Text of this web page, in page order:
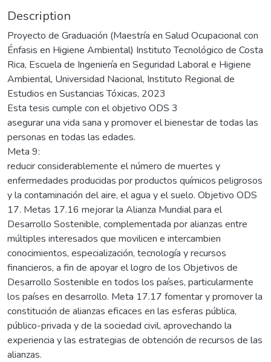
Description
Proyecto de Graduación (Maestría en Salud Ocupacional con
Énfasis en Higiene Ambiental) Instituto Tecnológico de Costa
Rica, Escuela de Ingeniería en Seguridad Laboral e Higiene
Ambiental, Universidad Nacional, Instituto Regional de
Estudios en Sustancias Tóxicas, 2023
Esta tesis cumple con el objetivo ODS 3
asegurar una vida sana y promover el bienestar de todas las
personas en todas las edades.
Meta 9:
reducir considerablemente el número de muertes y
enfermedades producidas por productos químicos peligrosos
y la contaminación del aire, el agua y el suelo. Objetivo ODS
17. Metas 17.16 mejorar la Alianza Mundial para el
Desarrollo Sostenible, complementada por alianzas entre
múltiples interesados que movilicen e intercambien
conocimientos, especialización, tecnología y recursos
financieros, a fin de apoyar el logro de los Objetivos de
Desarrollo Sostenible en todos los países, particularmente
los países en desarrollo. Meta 17.17 fomentar y promover la
constitución de alianzas eficaces en las esferas pública,
público-privada y de la sociedad civil, aprovechando la
experiencia y las estrategias de obtención de recursos de las
alianzas.